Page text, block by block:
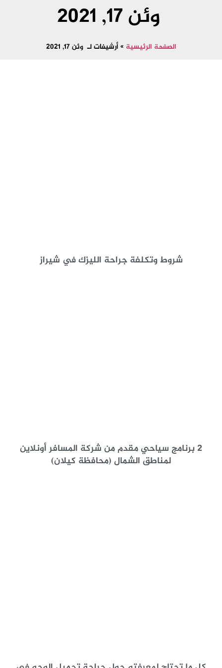
ژوئن 17, 2021
الصفحة الرئيسية » أرشيفات لـ ژوئن 17, 2021
شروط وتكلفة جراحة الليزك في شيراز
2 برنامج سياحي مقدم من شركة المسافر أونلاين
لمناطق الشمال (محافظة كيلان)